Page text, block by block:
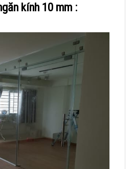
kính 10 mm :